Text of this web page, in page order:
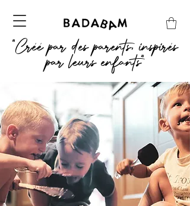
"Créé par des parents, inspirés
par leurs enfants"